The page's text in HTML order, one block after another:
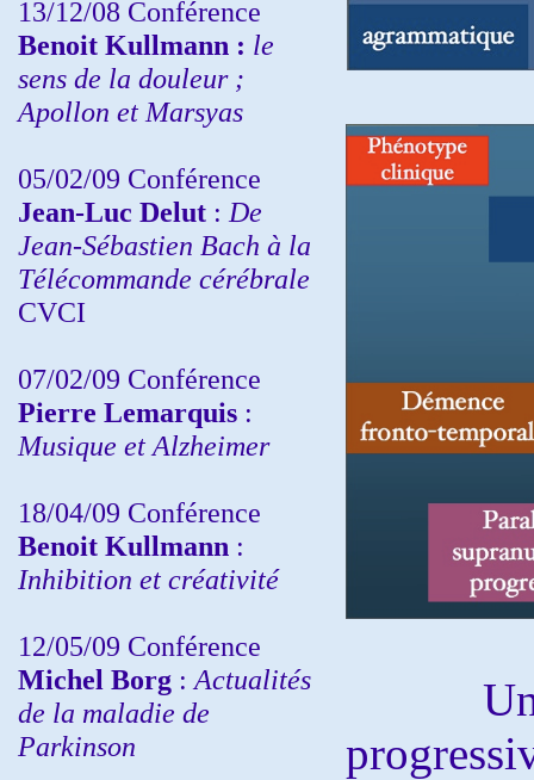
13/12/08 Conférence
Benoit Kullmann : le
sens de la douleur ;
Apollon et Marsyas
05/02/09 Conférence
Jean-Luc Delut : De
Jean-Sébastien Bach à la
Télécommande cérébrale
CVCI
07/02/09 Conférence
Pierre Lemarquis :
Musique et Alzheimer
18/04/09 Conférence
Benoit Kullmann :
Inhibition et créativité
12/05/09 Conférence
Michel Borg : Actualités
de la maladie de
Parkinson
Une